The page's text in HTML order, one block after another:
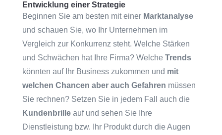
Entwicklung einer Strategie
Beginnen Sie am besten mit einer Marktanalyse
und schauen Sie, wo Ihr Unternehmen im
Vergleich zur Konkurrenz steht. Welche Stärken
und Schwächen hat Ihre Firma? Welche Trends
könnten auf Ihr Business zukommen und mit
welchen Chancen aber auch Gefahren müssen
Sie rechnen? Setzen Sie in jedem Fall auch die
Kundenbrilleauf und sehen Sie Ihre
Dienstleistung bzw. Ihr Produkt durch die Augen